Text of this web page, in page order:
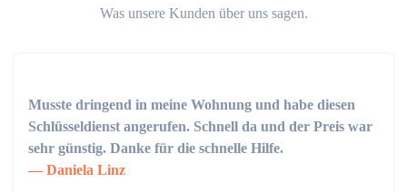
Was unsere Kunden über uns sagen.
Musste dringend in meine Wohnung und habe diesen
Schlüsseldienst angerufen. Schnell da und der Preis war
sehr günstig. Danke für die schnelle Hilfe.
Daniela Linz